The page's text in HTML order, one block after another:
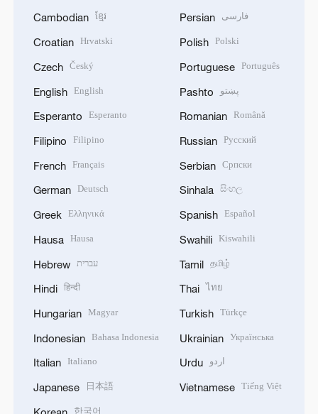
Cambodian ខ្មែរ
Croatian Hrvatski
Czech Český
English English
Esperanto Esperanto
Filipino Filipino
French Français
German Deutsch
Greek Ελληνικά
Hausa Hausa
Hebrew עברית
Hindi हिन्दी
Hungarian Magyar
Indonesian Bahasa Indonesia
Italian Italiano
Japanese 日本語
한국어
Persian فارسی
Polish Polski
Portuguese Português
Pashto پښتو
Romanian Română
Russian Русский
Serbian Српски
Sinhala සිංහල
Spanish Español
Swahili Kiswahili
Tamil தமிழ்
Thai ไทย
Turkish Türkçe
Ukrainian Українська
Urdu اردو
Vietnamese Tiếng Việt